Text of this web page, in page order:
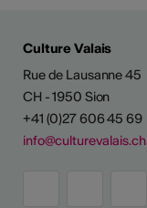
Culture Valais
Rue de Lausanne 45
CH - 1950 Sion
+41 (0)27 606 45 69
info@culturevalais.ch